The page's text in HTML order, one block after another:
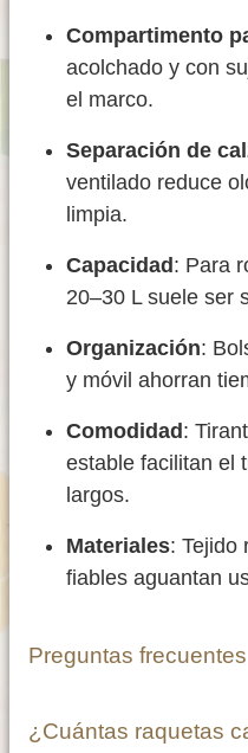
Compartimento
acolchado y con
el marco.
Separación de
ventilado reduce
limpia.
Capacidad: Para
20–30 L suele ser
Organización:
y móvil ahorran
Comodidad:
estable facilitan el
largos.
Materiales: Tejido
fiables aguantan
Preguntas frecuentes
¿Cuántas raquetas